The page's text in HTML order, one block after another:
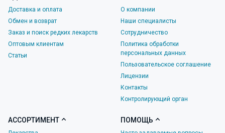
Доставка и оплата
Обмен и возврат
Заказ и поиск редких лекарств
Оптовым клиентам
Статьи
О компании
Наши специалисты
Сотрудничество
Политика обработки
персональных данных
Пользовательское соглашение
Лицензии
Контакты
Контролирующий орган
АССОРТИМЕНТ ПОМОЩЬ